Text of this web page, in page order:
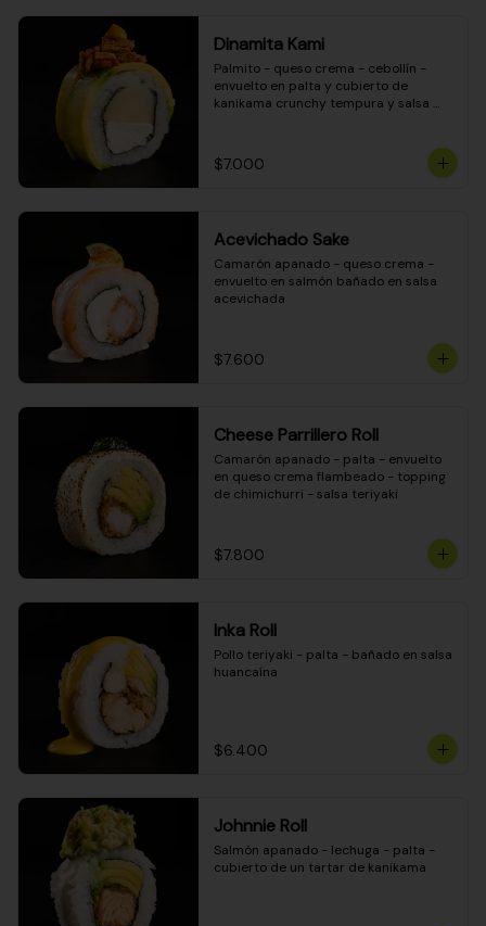
Dinamita Kami
Palmito - queso crema - cebollín -
envuelto en palta y cubierto de
kanikama crunchy tempura y salsa
$7.000
Acevichado Sake
Camarón apanado - queso crema -
envuelto en salmón bañado en salsa
acevichada
$7.600
Cheese Parrillero Roll
Camarón apanado - palta - envuelto
en queso crema flambeado - topping
de chimichurri - salsa teriyaki
$7.800
Inka Roll
Pollo teriyaki - palta - bañado en salsa
huancaína
$6.400
Johnnie Roll
Salmón apanado - lechuga - palta -
cubierto de un tartar de kanikama